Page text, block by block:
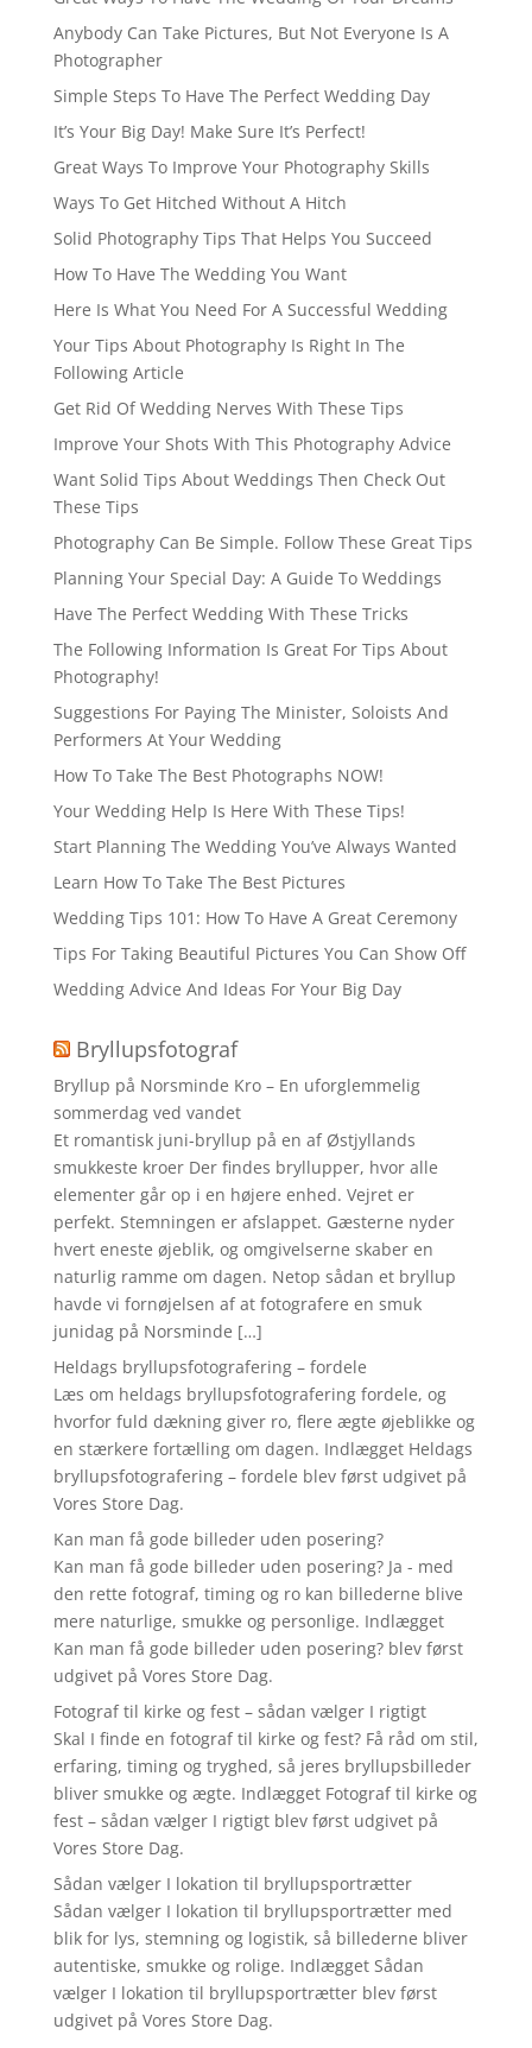
Anybody Can Take Pictures, But Not Everyone Is A
Photographer
Simple Steps To Have The Perfect Wedding Day
It’s Your Big Day! Make Sure It’s Perfect!
Great Ways To Improve Your Photography Skills
Ways To Get Hitched Without A Hitch
Solid Photography Tips That Helps You Succeed
How To Have The Wedding You Want
Here Is What You Need For A Successful Wedding
Your Tips About Photography Is Right In The
Following Article
Get Rid Of Wedding Nerves With These Tips
Improve Your Shots With This Photography Advice
Want Solid Tips About Weddings Then Check Out
These Tips
Photography Can Be Simple. Follow These Great Tips
Planning Your Special Day: A Guide To Weddings
Have The Perfect Wedding With These Tricks
The Following Information Is Great For Tips About
Photography!
Suggestions For Paying The Minister, Soloists And
Performers At Your Wedding
How To Take The Best Photographs NOW!
Your Wedding Help Is Here With These Tips!
Start Planning The Wedding You’ve Always Wanted
Learn How To Take The Best Pictures
Wedding Tips 101: How To Have A Great Ceremony
Tips For Taking Beautiful Pictures You Can Show Off
Wedding Advice And Ideas For Your Big Day
Bryllupsfotograf
Bryllup på Norsminde Kro – En uforglemmelig
sommerdag ved vandet
Et romantisk juni-bryllup på en af Østjyllands
smukkeste kroer Der findes bryllupper, hvor alle
elementer går op i en højere enhed. Vejret er
perfekt. Stemningen er afslappet. Gæsterne nyder
hvert eneste øjeblik, og omgivelserne skaber en
naturlig ramme om dagen. Netop sådan et bryllup
havde vi fornøjelsen af at fotografere en smuk
junidag på Norsminde […]
Heldags bryllupsfotografering – fordele
Læs om heldags bryllupsfotografering fordele, og
hvorfor fuld dækning giver ro, flere ægte øjeblikke og
en stærkere fortælling om dagen. Indlægget Heldags
bryllupsfotografering – fordele blev først udgivet på
Vores Store Dag.
Kan man få gode billeder uden posering?
Kan man få gode billeder uden posering? Ja - med
den rette fotograf, timing og ro kan billederne blive
mere naturlige, smukke og personlige. Indlægget
Kan man få gode billeder uden posering? blev først
udgivet på Vores Store Dag.
Fotograf til kirke og fest – sådan vælger I rigtigt
Skal I finde en fotograf til kirke og fest? Få råd om stil,
erfaring, timing og tryghed, så jeres bryllupsbilleder
bliver smukke og ægte. Indlægget Fotograf til kirke og
fest – sådan vælger I rigtigt blev først udgivet på
Vores Store Dag.
Sådan vælger I lokation til bryllupsportrætter
Sådan vælger I lokation til bryllupsportrætter med
blik for lys, stemning og logistik, så billederne bliver
autentiske, smukke og rolige. Indlægget Sådan
vælger I lokation til bryllupsportrætter blev først
udgivet på Vores Store Dag.